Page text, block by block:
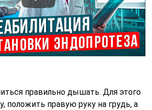
правильно дышать. Для этого
положить правую руку на грудь, а